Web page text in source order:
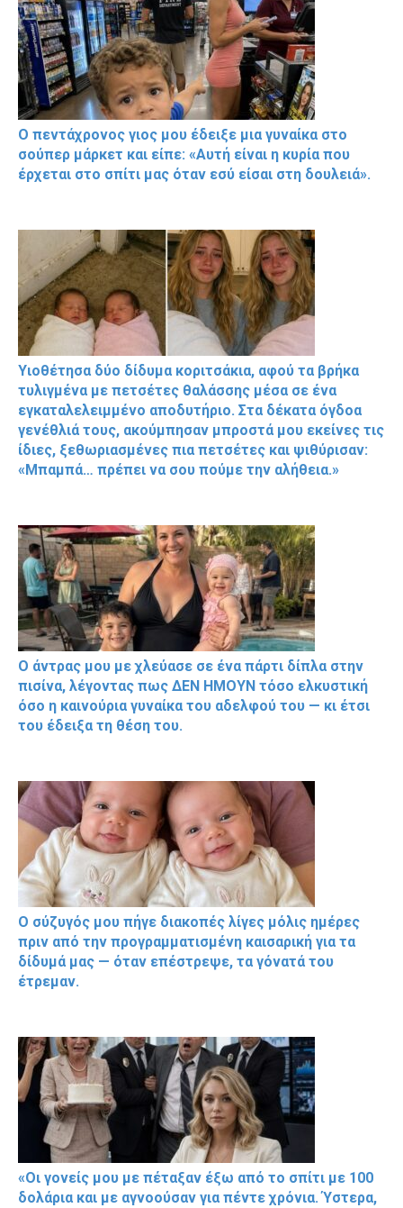
Ο πεντάχρονος γιος μου έδειξε μια γυναίκα στο
σούπερ μάρκετ και είπε: «Αυτή είναι η κυρία που
έρχεται στο σπίτι μας όταν εσύ είσαι στη δουλειά».
Υιοθέτησα δύο δίδυμα κοριτσάκια, αφού τα βρήκα
τυλιγμένα με πετσέτες θαλάσσης μέσα σε ένα
εγκαταλελειμμένο αποδυτήριο. Στα δέκατα όγδοα
γενέθλιά τους, ακούμπησαν μπροστά μου εκείνες τις
ίδιες, ξεθωριασμένες πια πετσέτες και ψιθύρισαν:
«Μπαμπά… πρέπει να σου πούμε την αλήθεια.»
Ο άντρας μου με χλεύασε σε ένα πάρτι δίπλα στην
πισίνα, λέγοντας πως ΔΕΝ ΗΜΟΥΝ τόσο ελκυστική
όσο η καινούρια γυναίκα του αδελφού του — κι έτσι
του έδειξα τη θέση του.
Ο σύζυγός μου πήγε διακοπές λίγες μόλις ημέρες
πριν από την προγραμματισμένη καισαρική για τα
δίδυμά μας — όταν επέστρεψε, τα γόνατά του
έτρεμαν.
«Οι γονείς μου με πέταξαν έξω από το σπίτι με 100
δολάρια και με αγνοούσαν για πέντε χρόνια. Ύστερα,